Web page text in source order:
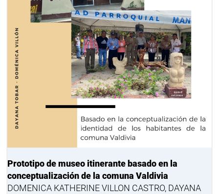
Prototipo de museo itinerante basado en la
conceptualización de la comuna Valdivia
DOMENICA KATHERINE VILLON CASTRO, DAYANA